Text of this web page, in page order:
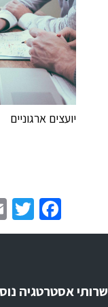
יועצים ארגוניים
שרותי אסטרטגיה